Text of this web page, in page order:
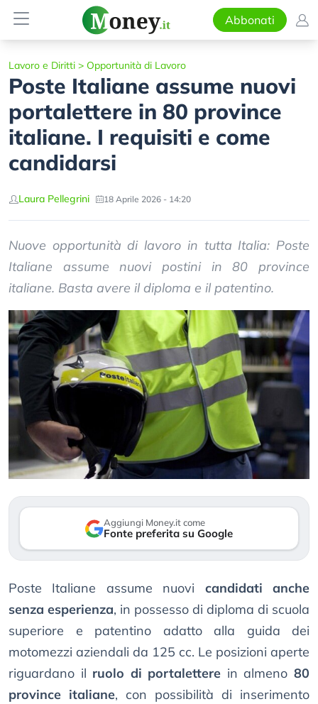
Abbonati
Lavoro e Diritti > Opportunità di Lavoro
Poste Italiane assume nuovi
portalettere in 80 province
italiane. I requisiti e come
candidarsi
Laura Pellegrini 18 Aprile 2026 - 14:20
Nuove opportunità di lavoro in tutta Italia: Poste
Italiane assume nuovi postini in 80 province
italiane. Basta avere il diploma e il patentino.
Aggiungi Money.it come
Fonte preferita su Google
Poste Italiane assume nuovi candidati anche
senza esperienza, in possesso di diploma di scuola
superiore e patentino adatto alla guida dei
motomezzi aziendali da 125 cc. Le posizioni aperte
riguardano il ruolo di portalettere in almeno80
province italiane, con possibilità di inserimento